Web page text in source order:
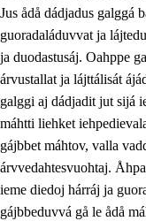
1.2 Identitiehtta
1.3 Lájttális
1.4 Dahkamávvo,
1.5 Vieledus
1.6 Demokratijja
Jus ådå dádjadus galggá
guoradaláduvvat ja
ja duodastusáj. Oahppe
árvustallat ja lájttálisát
galggi aj dádjadit jut sijá
máhtti liehket
gájbbet máhtov, valla
árvvedahtesvuohtaj.
ieme diedoj hárráj ja
gájbbeduvvá gå le ådå